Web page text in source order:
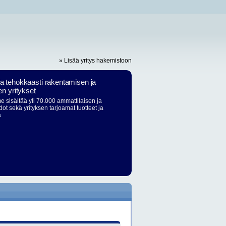
» Lisää yritys hakemistoon
tehokkaasti rakentamisen ja
yritykset
sisältää yli 70.000 ammattilaisen ja
sekä yrityksen tarjoamat tuotteet ja